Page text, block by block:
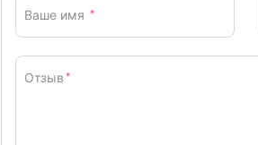
Ваше имя *
Отзыв *